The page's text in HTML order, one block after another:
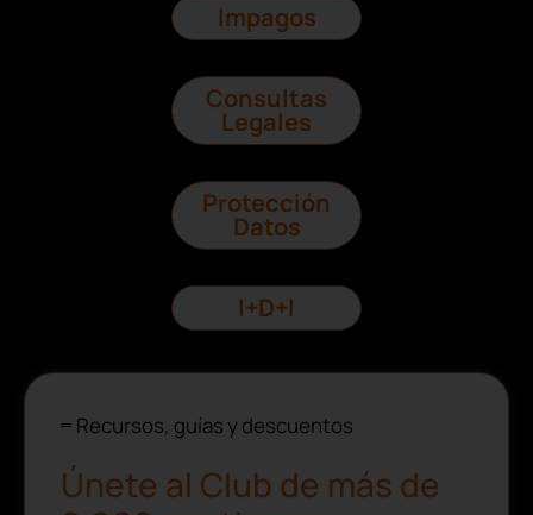
Impagos
Consultas
Legales
Protección
Datos
I+D+I
Recursos, guías y descuentos
Únete al Club de más de